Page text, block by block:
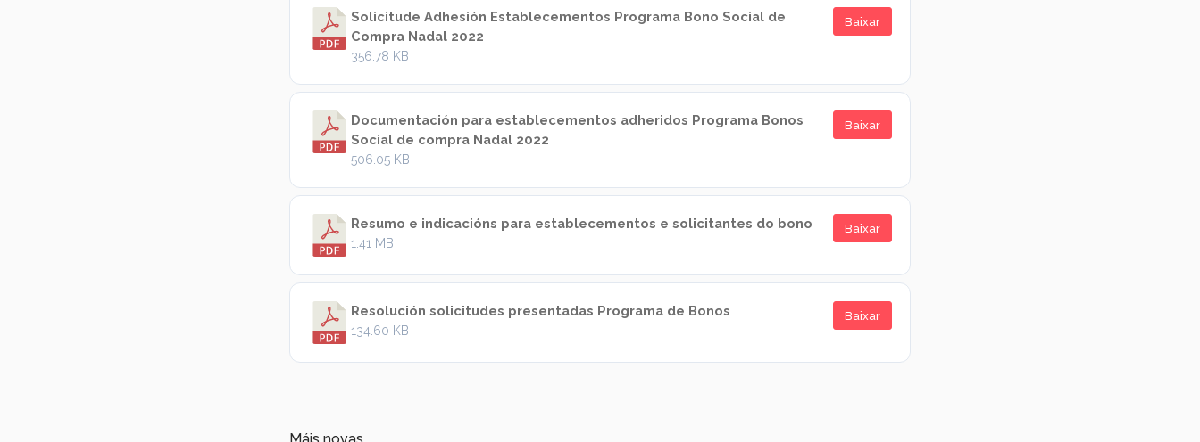
Solicitude Adhesión Establecementos Programa Bono Social de
Compra Nadal 2022
356.78 KB
Baixar
Documentación para establecementos adheridos Programa Bonos
Social de compra Nadal 2022
506.05 KB
Baixar
Resumo e indicacións para establecementos e solicitantes do bono
1.41 MB
Baixar
Resolución solicitudes presentadas Programa de Bonos
134.60 KB
Baixar